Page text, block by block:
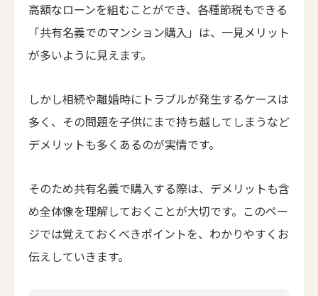
高額なローンを組むことができ、各種節税もできる
「共有名義でのマンション購入」は、一見メリット
が多いように見えます。
しかし相続や離婚時にトラブルが発生するケースは
多く、その問題を子供にまで持ち越してしまうなど
デメリットも多くあるのが実情です。
そのため共有名義で購入する際は、デメリットも含
め全体像を理解しておくことが大切です。このペー
ジでは覚えておくべきポイントを、わかりやすくお
伝えしていきます。